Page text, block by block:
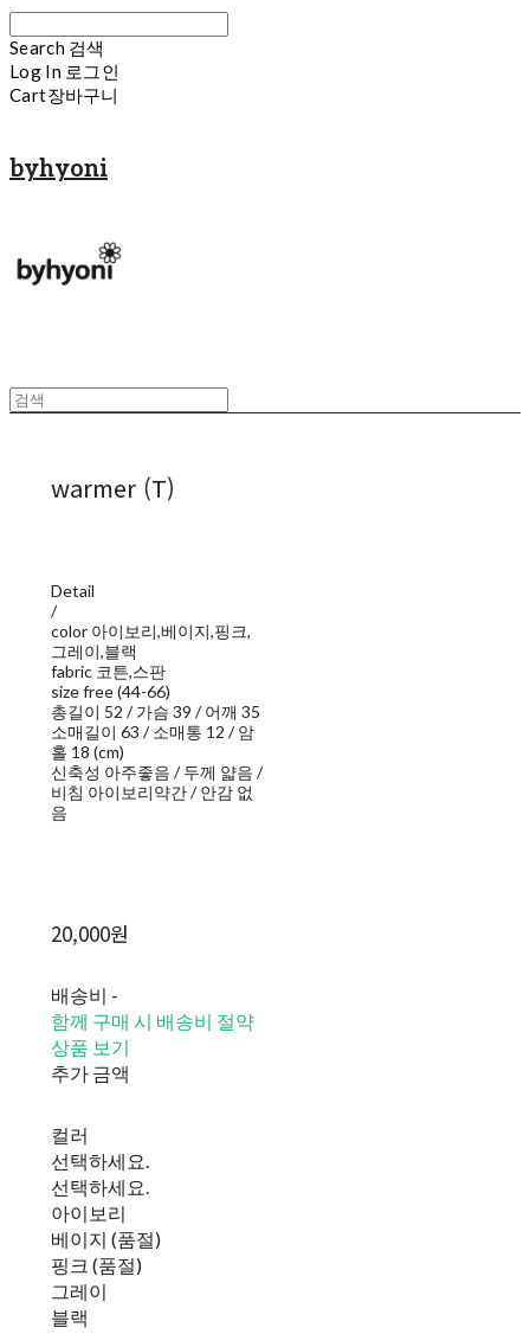
Search 검색
Log In 로그인
Cart장바구니
byhyoni
warmer (T)
Detail
/
color 아이보리,베이지,핑크,
그레이,블랙
fabric 코튼,스판
size free (44-66)
총길이 52 / 가슴 39 / 어깨 35
소매길이 63 / 소매통 12 / 암
홀 18 (cm)
신축성 아주좋음 / 두께 얇음 /
비침 아이보리약간 / 안감 없
음
20,000원
배송비 -
함께 구매 시 배송비 절약
상품 보기
추가 금액
컬러
선택하세요.
선택하세요.
아이보리
베이지 (품절)
핑크 (품절)
그레이
블랙